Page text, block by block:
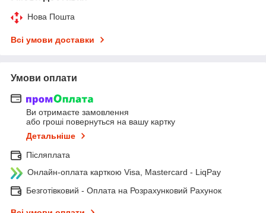
Нова Пошта
Всі умови доставки
Умови оплати
Ви отримаєте замовлення
або гроші повернуться на вашу картку
Детальніше
Післяплата
Онлайн-оплата карткою Visa, Mastercard - LiqPay
Безготівковий - Оплата на Розрахунковий Рахунок